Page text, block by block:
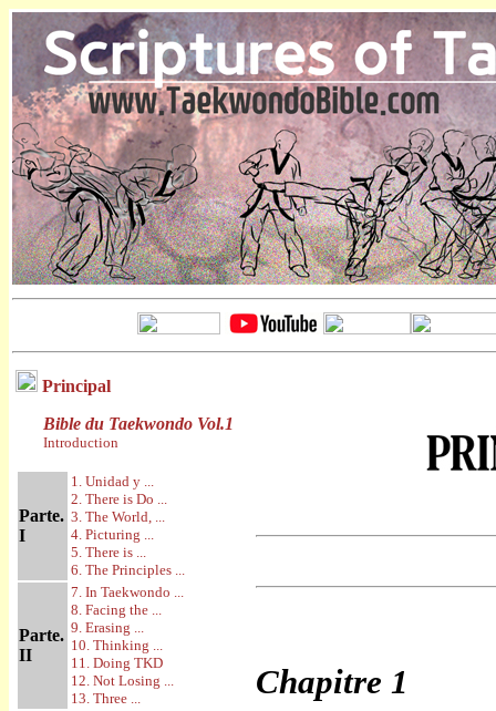
Principal
Bible du Taekwondo Vol.1
Introduction
Parte.
I
1. Unidad y ...
2. There is Do ...
3. The World, ...
4. Picturing ...
5. There is ...
6. The Principles ...
Parte.
II
7. In Taekwondo ...
8. Facing the ...
9. Erasing ...
10. Thinking ...
11. Doing TKD
12. Not Losing ...
13. Three ...
Chapitre 1